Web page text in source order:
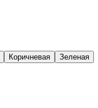
Коричневая Зеленая